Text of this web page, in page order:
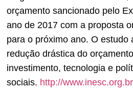
orçamento sancionado pelo
ano de 2017 com a proposta
para o próximo ano. O estudo
redução drástica do
investimento, tecnologia e
sociais. http://